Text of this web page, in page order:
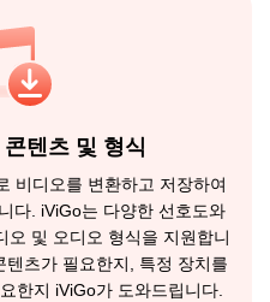
텐츠 및 형식
비디오를 변환하고 저장하여
다. iViGo는 다양한 선호도와
오 및 오디오 형식을 지원합니
츠가 필요한지, 특정 장치를
한지 iViGo가 도와드립니다.